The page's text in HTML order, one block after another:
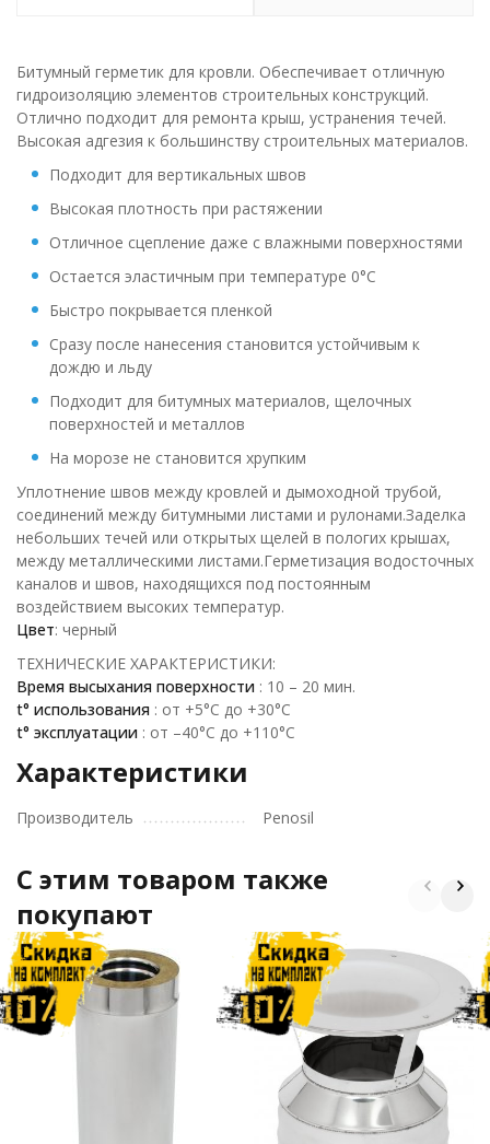
Битумный герметик для кровли. Обеспечивает отличную
гидроизоляцию элементов строительных конструкций.
Отлично подходит для ремонта крыш, устранения течей.
Высокая адгезия к большинству строительных материалов.
Подходит для вертикальных швов
Высокая плотность при растяжении
Отличное сцепление даже с влажными поверхностями
Остается эластичным при температуре 0°С
Быстро покрывается пленкой
Сразу после нанесения становится устойчивым к
дождю и льду
Подходит для битумных материалов, щелочных
поверхностей и металлов
На морозе не становится хрупким
Уплотнение швов между кровлей и дымоходной трубой,
соединений между битумными листами и рулонами.Заделка
небольших течей или открытых щелей в пологих крышах,
между металлическими листами.Герметизация водосточных
каналов и швов, находящихся под постоянным
воздействием высоких температур.
Цвет: черный
ТЕХНИЧЕСКИЕ ХАРАКТЕРИСТИКИ:
Время высыхания поверхности : 10 – 20 мин.
t° использования : от +5°С до +30°С
t° эксплуатации : от –40°С до +110°С
Характеристики
Производитель Penosil
C этим товаром также
покупают